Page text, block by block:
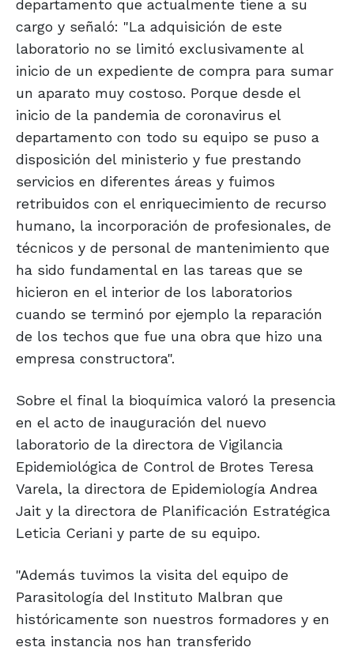
departamento que actualmente tiene a su
cargo y señaló: "La adquisición de este
laboratorio no se limitó exclusivamente al
inicio de un expediente de compra para sumar
un aparato muy costoso. Porque desde el
inicio de la pandemia de coronavirus el
departamento con todo su equipo se puso a
disposición del ministerio y fue prestando
servicios en diferentes áreas y fuimos
retribuidos con el enriquecimiento de recurso
humano, la incorporación de profesionales, de
técnicos y de personal de mantenimiento que
ha sido fundamental en las tareas que se
hicieron en el interior de los laboratorios
cuando se terminó por ejemplo la reparación
de los techos que fue una obra que hizo una
empresa constructora".
Sobre el final la bioquímica valoró la presencia
en el acto de inauguración del nuevo
laboratorio de la directora de Vigilancia
Epidemiológica de Control de Brotes Teresa
Varela, la directora de Epidemiología Andrea
Jait y la directora de Planificación Estratégica
Leticia Ceriani y parte de su equipo.
"Además tuvimos la visita del equipo de
Parasitología del Instituto Malbran que
históricamente son nuestros formadores y en
esta instancia nos han transferido